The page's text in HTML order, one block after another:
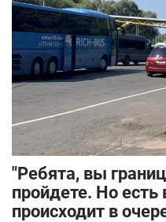
"Ребята, вы
пройдете. Но есть
происходит в